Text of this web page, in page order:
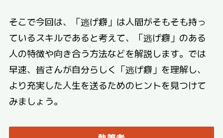
そこで今回は、「逃げ癖」は人間がそもそも持っ
ているスキルであると考えて、「逃げ癖」のある
人の特徴や向き合う方法などを解説します。では
早速、皆さんが自分らしく「逃げ癖」を理解し、
より充実した人生を送るためのヒントを見つけて
みましょう。